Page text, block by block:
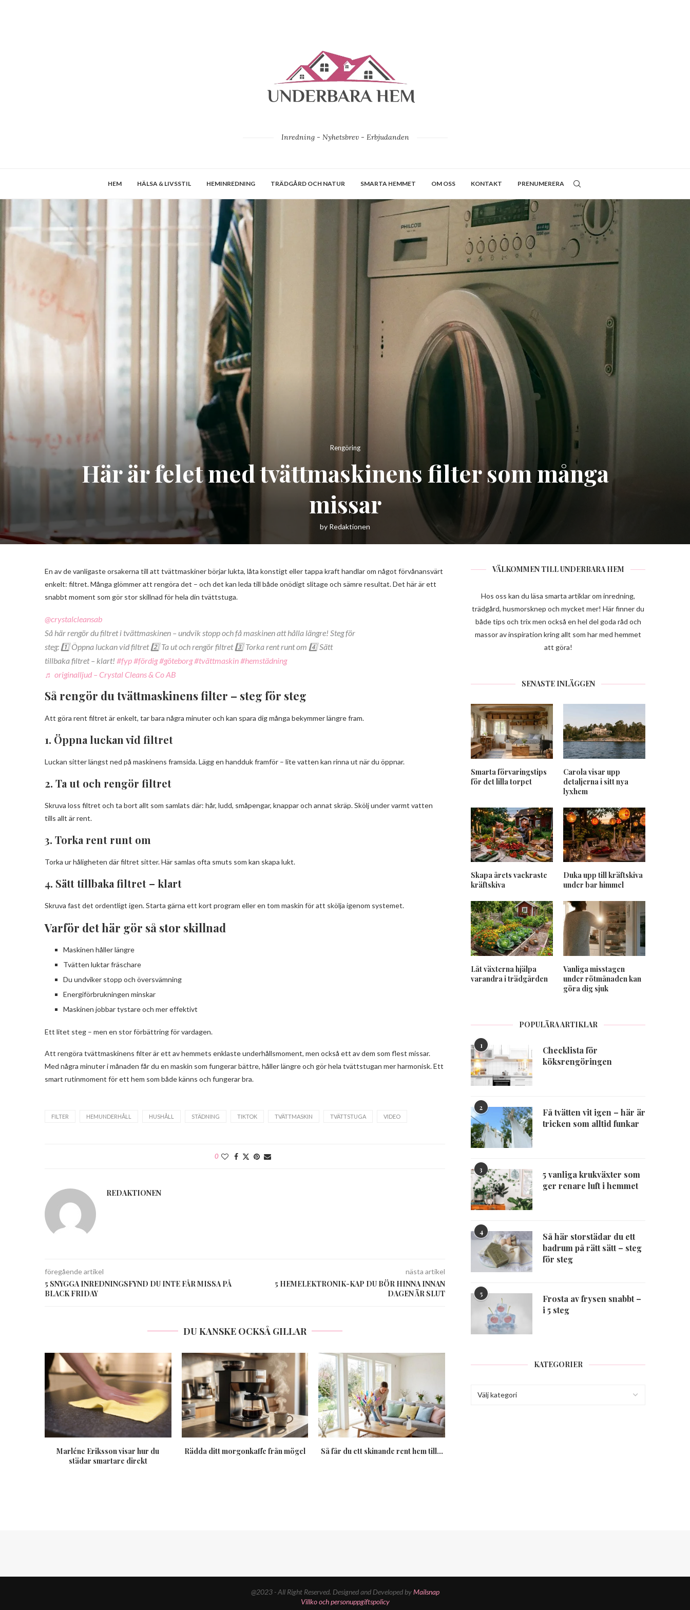
Inredning - Nyhetsbrev - Erbjudanden
HEM HÄLSA & LIVSSTIL HEMINREDNING TRÄDGÅRD OCH NATUR SMARTA HEMMET OM OSS KONTAKT PRENUMERERA
Rengöring
Här är felet med tvättmaskinens filter som många
missar
by Redaktionen
En av de vanligaste orsakerna till att tvättmaskiner börjar lukta, låta konstigt eller tappa kraft handlar om något förvånansvärt
enkelt: filtret. Många glömmer att rengöra det – och det kan leda till både onödigt slitage och sämre resultat. Det här är ett
snabbt moment som gör stor skillnad för hela din tvättstuga.
@crystalcleansab
Så här rengör du filtret i tvättmaskinen – undvik stopp och få maskinen att hålla längre! Steg för
steg: 1️⃣ Öppna luckan vid filtret 2️⃣ Ta ut och rengör filtret 3️⃣ Torka rent runt om 4️⃣ Sätt
tillbaka filtret – klart! #fyp#fördig#göteborg#tvättmaskin#hemstädning
♬ originalljud – Crystal Cleans & Co AB
Så rengör du tvättmaskinens filter – steg för steg
Att göra rent filtret är enkelt, tar bara några minuter och kan spara dig många bekymmer längre fram.
1. Öppna luckan vid filtret
Luckan sitter längst ned på maskinens framsida. Lägg en handduk framför – lite vatten kan rinna ut när du öppnar.
2. Ta ut och rengör filtret
Skruva loss filtret och ta bort allt som samlats där: hår, ludd, småpengar, knappar och annat skräp. Skölj under varmt vatten
tills allt är rent.
3. Torka rent runt om
Torka ur håligheten där filtret sitter. Här samlas ofta smuts som kan skapa lukt.
4. Sätt tillbaka filtret – klart
Skruva fast det ordentligt igen. Starta gärna ett kort program eller en tom maskin för att skölja igenom systemet.
Varför det här gör så stor skillnad
Maskinen håller längre
Tvätten luktar fräschare
Du undviker stopp och översvämning
Energiförbrukningen minskar
Maskinen jobbar tystare och mer effektivt
Ett litet steg – men en stor förbättring för vardagen.
Att rengöra tvättmaskinens filter är ett av hemmets enklaste underhållsmoment, men också ett av dem som flest missar.
Med några minuter i månaden får du en maskin som fungerar bättre, håller längre och gör hela tvättstugan mer harmonisk. Ett
smart rutinmoment för ett hem som både känns och fungerar bra.
FILTER HEMUNDERHÅLL HUSHÅLL STÄDNING TIKTOK TVÄTTMASKIN TVÄTTSTUGA VIDEO
0
REDAKTIONEN
föregående artikel
5 SNYGGA INREDNINGSFYND DU INTE FÅR MISSA PÅ
BLACK FRIDAY
nästa artikel
5 HEMELEKTRONIK-KAP DU BÖR HINNA INNAN
DAGEN ÄR SLUT
DU KANSKE OCKSÅ GILLAR
Marléne Eriksson visar hur du
städar smartare direkt
Rädda ditt morgonkaffe från mögel Så får du ett skinande rent hem till...
VÄLKOMMEN TILL UNDERBARA HEM
Hos oss kan du läsa smarta artiklar om inredning,
trädgård, husmorsknep och mycket mer! Här finner du
både tips och trix men också en hel del goda råd och
massor av inspiration kring allt som har med hemmet
att göra!
SENASTE INLÄGGEN
Smarta förvaringstips
för det lilla torpet
Carola visar upp
detaljerna i sitt nya
lyxhem
Skapa årets vackraste
kräftskiva
Duka upp till kräftskiva
under bar himmel
Låt växterna hjälpa
varandra i trädgården
Vanliga misstagen
under rötmånaden kan
göra dig sjuk
POPULÄRA ARTIKLAR
1
Checklista för
köksrengöringen
2
Få tvätten vit igen – här är
tricken som alltid funkar
3
5 vanliga krukväxter som
ger renare luft i hemmet
4
Så här storstädar du ett
badrum på rätt sätt – steg
för steg
5
Frosta av frysen snabbt –
i 5 steg
KATEGORIER
@2023 - All Right Reserved. Designed and Developed byMailsnap
Villko och personuppgiftspolicy